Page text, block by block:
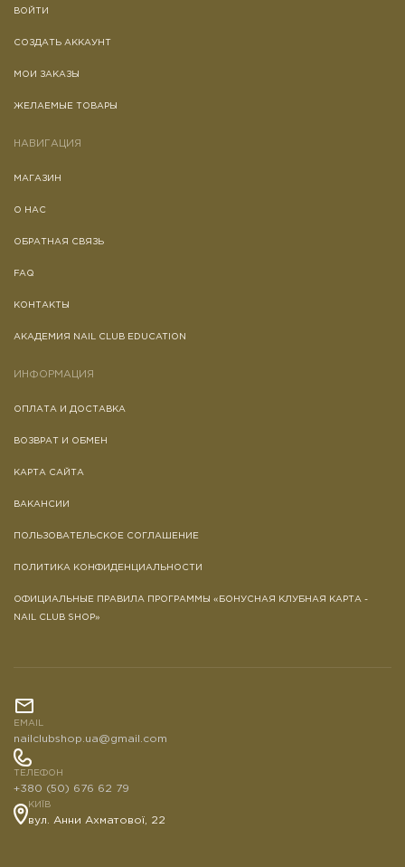
ВОЙТИ
СОЗДАТЬ АККАУНТ
МОИ ЗАКАЗЫ
ЖЕЛАЕМЫЕ ТОВАРЫ
НАВИГАЦИЯ
МАГАЗИН
О НАС
ОБРАТНАЯ СВЯЗЬ
FAQ
КОНТАКТЫ
АКАДЕМИЯ NAIL CLUB EDUCATION
ИНФОРМАЦИЯ
ОПЛАТА И ДОСТАВКА
ВОЗВРАТ И ОБМЕН
КАРТА САЙТА
ВАКАНСИИ
ПОЛЬЗОВАТЕЛЬСКОЕ СОГЛАШЕНИЕ
ПОЛИТИКА КОНФИДЕНЦИАЛЬНОСТИ
ОФИЦИАЛЬНЫЕ ПРАВИЛА ПРОГРАММЫ «БОНУСНАЯ КЛУБНАЯ КАРТА -
NAIL CLUB SHOP»
EMAIL
nailclubshop.ua@gmail.com
ТЕЛЕФОН
+380 (50) 676 62 79
КИЇВ
вул. Анни Ахматової, 22